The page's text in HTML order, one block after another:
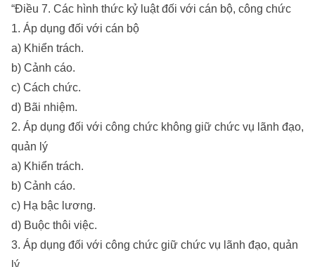
“Điều 7. Các hình thức kỷ luật đối với cán bộ, công chức
1. Áp dụng đối với cán bộ
a) Khiển trách.
b) Cảnh cáo.
c) Cách chức.
d) Bãi nhiệm.
2. Áp dụng đối với công chức không giữ chức vụ lãnh đạo,
quản lý
a) Khiển trách.
b) Cảnh cáo.
c) Hạ bậc lương.
d) Buộc thôi việc.
3. Áp dụng đối với công chức giữ chức vụ lãnh đạo, quản